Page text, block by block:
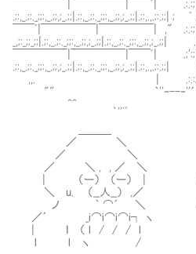
￣￣￣￣￣|￣￣￣￣￣|￣￣ﾞ| .:.:;|
.;:,_.;:._;;:,_.;;,;_.;;|.;:,_.;:._;;:,_.;;,;_.;;|.;:,.,.;:.;;| ; ﾞ
￣￣ﾞ|￣￣￣￣￣|￣￣￣￣￣| ,"
_,;:_;;_;;|.;:,_.;:._;;:,_.;;,;_.;;|.;:,_.;:._;;:,_.;;,;_.;;|
￣￣￣￣￣|￣￣￣￣￣|￣￣ﾞ| .;':;|
.;:,_.;:._;;:,_.;;,;_.;;|.;:,_.;:._;;:,_.;;,;_.;;|.;:,.,.;:.;;|
,,. | .:.:;|
"" ｀''‐--
^^ ､
＿＿＿ ﾟ"
／ ＼
／ ＼
／ ＼ , , ／ ＼
| （ー） （ー） | やる夫は
＼ u. （__人__） ,／
ノ ｀ ⌒´ ＼ 借金も
／´ _i⌒i⌒i⌒i┐ ヽ
| ｌ （ l / / / l
l l ヽ /